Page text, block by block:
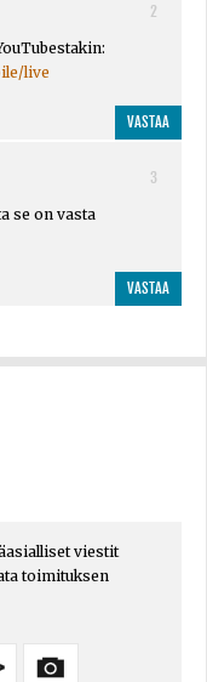
2
live
VASTAA
3
se on vasta
VASTAA
viestit
toimituksen